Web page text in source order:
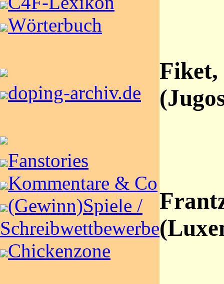
Wörterbuch
doping-archiv.de
Fanstories
Kommentare & Co
(Gewinn)Spiele /
Schreibwettbewerbe
Chickenzone